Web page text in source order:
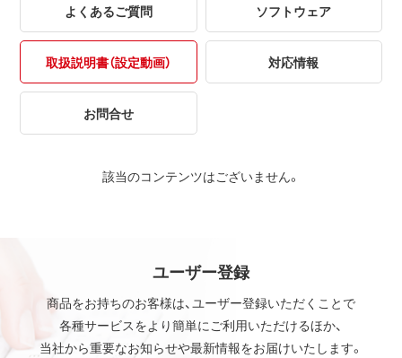
よくあるご質問 ソフトウェア
取扱説明書（設定動画） 対応情報
お問合せ
該当のコンテンツはございません。
ユーザー登録
商品をお持ちのお客様は、ユーザー登録いただくことで
各種サービスをより簡単にご利用いただけるほか、
当社から重要なお知らせや最新情報をお届けいたします。